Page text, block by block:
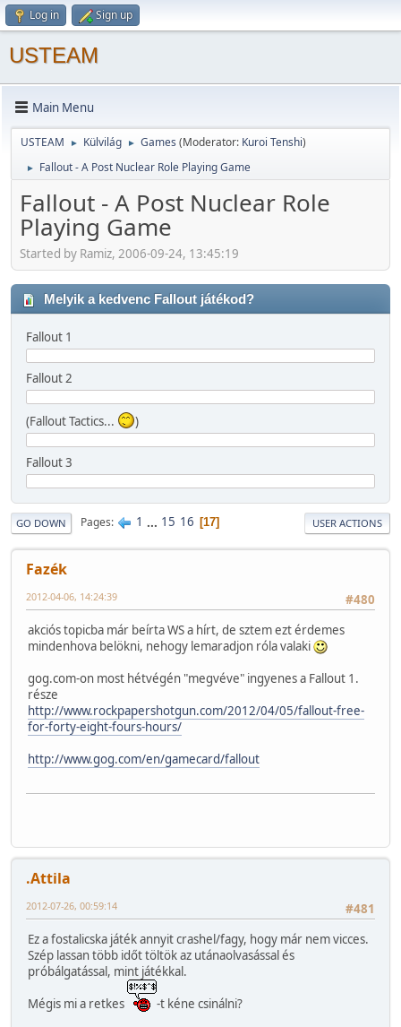
Log in Sign up
USTEAM
Main Menu
USTEAM ► Külvilág ► Games (Moderator: Kuroi Tenshi)
► Fallout - A Post Nuclear Role Playing Game
Fallout - A Post Nuclear Role
Playing Game
Started by Ramiz, 2006-09-24, 13:45:19
Melyik a kedvenc Fallout játékod?
Fallout 1
Fallout 2
(Fallout Tactics... )
Fallout 3
GO DOWN Pages 1 ... 15 16 17 USER ACTIONS
Fazék
#480
2012-04-06, 14:24:39
akciós topicba már beírta WS a hírt, de sztem ezt érdemes
mindenhova belökni, nehogy lemaradjon róla valaki
gog.com-on most hétvégén "megvéve" ingyenes a Fallout 1.
része
http://www.rockpapershotgun.com/2012/04/05/fallout-free-
for-forty-eight-fours-hours/
http://www.gog.com/en/gamecard/fallout
.Attila
#481
2012-07-26, 00:59:14
Ez a fostalicska játék annyit crashel/fagy, hogy már nem vicces.
Szép lassan több időt töltök az utánaolvasással és
próbálgatással, mint játékkal.
Mégis mi a retkes
-t kéne csinálni?